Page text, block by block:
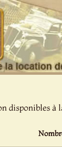
disponibles à